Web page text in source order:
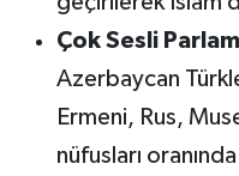
Çok Sesli
Azerbaycan
Ermeni, Rus,
nüfusları